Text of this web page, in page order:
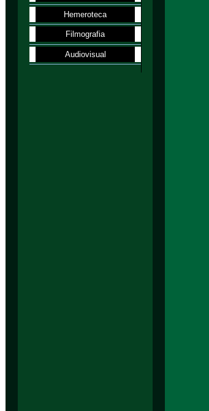
Hemeroteca
Filmografia
Audiovisual